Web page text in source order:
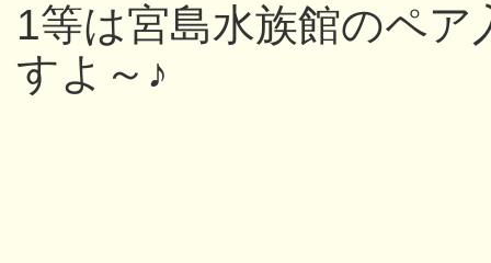
1等は宮島水族館のペ
すよ～♪